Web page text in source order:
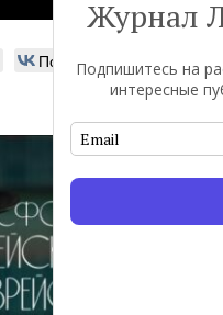
Поделиться
Журнал
Подпишитесь на
интересные